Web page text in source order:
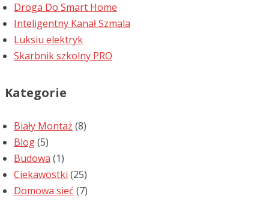
Droga Do Smart Home
Inteligentny Kanał Szmala
Luksiu elektryk
Skarbnik szkolny PRO
Kategorie
Biały Montaż (8)
Blog(5)
Budowa (1)
Ciekawostki (25)
Domowa sieć (7)